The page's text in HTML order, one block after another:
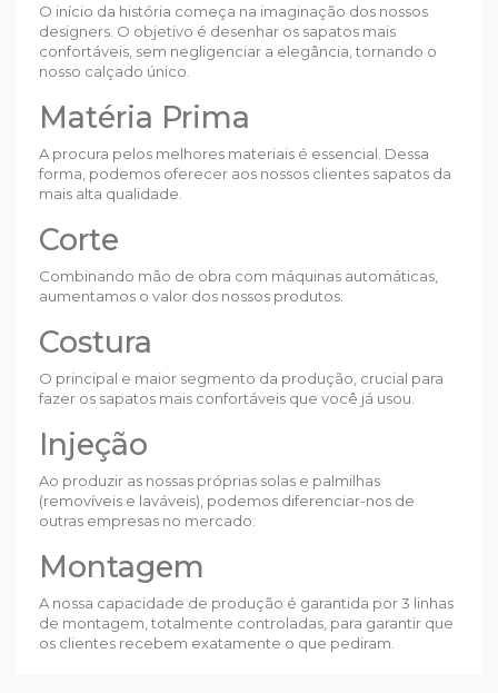
O início da história começa na imaginação dos nossos
designers. O objetivo é desenhar os sapatos mais
confortáveis, sem negligenciar a elegância, tornando o
nosso calçado único.
Matéria Prima
A procura pelos melhores materiais é essencial. Dessa
forma, podemos oferecer aos nossos clientes sapatos da
mais alta qualidade.
Corte
Combinando mão de obra com máquinas automáticas,
aumentamos o valor dos nossos produtos.
Costura
O principal e maior segmento da produção, crucial para
fazer os sapatos mais confortáveis que você já usou.
Injeção
Ao produzir as nossas próprias solas e palmilhas
(removíveis e laváveis), podemos diferenciar-nos de
outras empresas no mercado.
Montagem
A nossa capacidade de produção é garantida por 3 linhas
de montagem, totalmente controladas, para garantir que
os clientes recebem exatamente o que pediram.